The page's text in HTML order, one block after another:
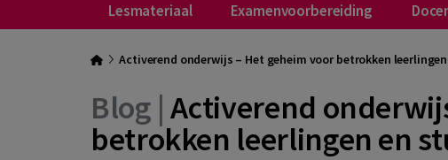
Lesmateriaal Examenvoorbereiding
Activerend onderwijs – Het geheim voor betrokken
Blog | Activerend
betrokken leerlingen en